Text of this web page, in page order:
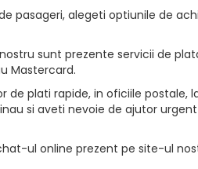
pasageri, alegeti optiunile de
sunt prezente servicii de
Mastercard.
plati rapide, in oficiile postale,
si aveti nevoie de ajutor
ul online prezent pe site-ul